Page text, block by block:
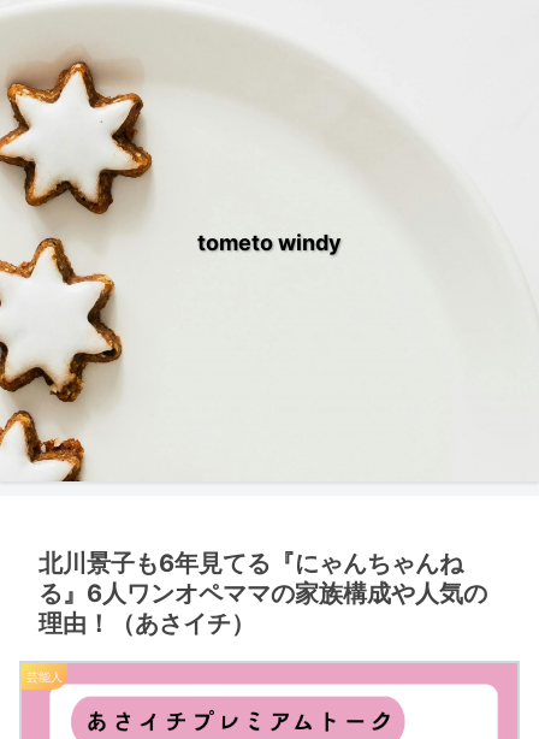
tometo windy
北川景子も6年見てる『にゃんちゃんね
る』6人ワンオペママの家族構成や人気の
理由！（あさイチ）
芸能人